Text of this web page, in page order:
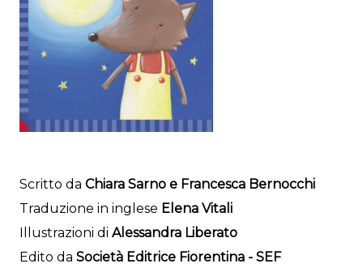
Scritto da Chiara Sarno e Francesca Bernocchi
Traduzione in inglese Elena Vitali
Illustrazioni di Alessandra Liberato
Edito da Società Editrice Fiorentina - SEF